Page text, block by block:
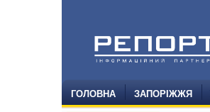
ГОЛОВНА ЗАПОРІЖЖЯ